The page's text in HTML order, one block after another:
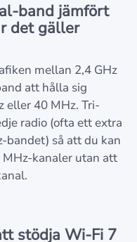
band jämfört
det gäller
mellan 2,4 GHz
att hålla sig
eller 40 MHz. Tri-
radio (ofta ett extra
bandet) så att du kan
kanaler utan att
stödja Wi-Fi 7